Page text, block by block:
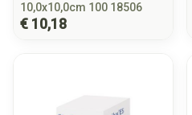
10,0x10,0cm 100 18506
€ 10,18